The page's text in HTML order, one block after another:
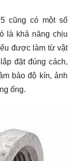
cũng có một số
là khả năng chịu
được làm từ vật
đặt đúng cách,
bảo độ kín, ảnh
ống.